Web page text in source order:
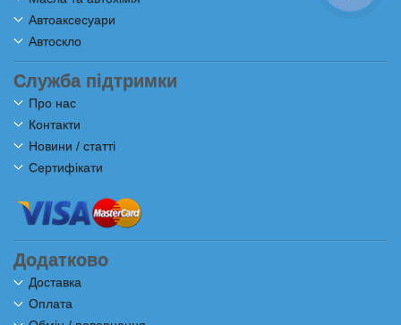
Автоаксесуари
Автоскло
Служба підтримки
Про нас
Контакти
Новини / статті
Сертифікати
Додатково
Доставка
Оплата